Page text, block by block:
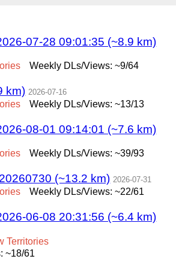
07-28 09:01:35 (~8.9 km)
Weekly DLs/Views: ~9/64
km) 2026-07-16
Weekly DLs/Views: ~13/13
08-01 09:14:01 (~7.6 km)
Weekly DLs/Views: ~39/93
(~13.2 km) 2026-07-31
Weekly DLs/Views: ~22/61
06-08 20:31:56 (~6.4 km)
Territories
~18/61